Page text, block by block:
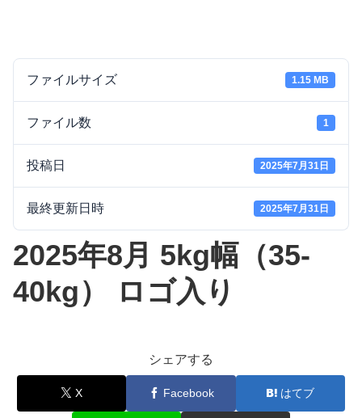
ファイルサイズ 1.15 MB
ファイル数 1
投稿日 2025年7月31日
最終更新日時 2025年7月31日
2025年8月 5kg幅（35-
40kg） ロゴ入り
シェアする
X Facebook はてブ